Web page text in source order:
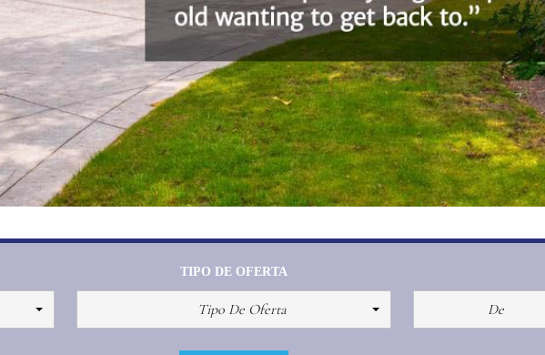
TIPO DE OFERTA
Tipo De Oferta